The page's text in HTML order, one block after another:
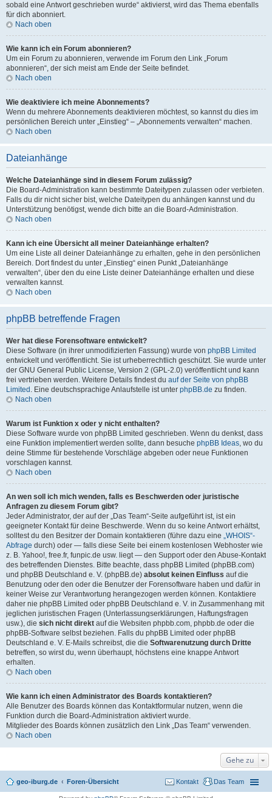
sobald eine Antwort geschrieben wurde“ aktivierst, wird das Thema ebenfalls
für dich abonniert.
Nach oben
Wie kann ich ein Forum abonnieren?
Um ein Forum zu abonnieren, verwende im Forum den Link „Forum
abonnieren“, der sich meist am Ende der Seite befindet.
Nach oben
Wie deaktiviere ich meine Abonnements?
Wenn du mehrere Abonnements deaktivieren möchtest, so kannst du dies im
persönlichen Bereich unter „Einstieg“ – „Abonnements verwalten“ machen.
Nach oben
Dateianhänge
Welche Dateianhänge sind in diesem Forum zulässig?
Die Board-Administration kann bestimmte Dateitypen zulassen oder verbieten.
Falls du dir nicht sicher bist, welche Dateitypen du anhängen kannst und du
Unterstützung benötigst, wende dich bitte an die Board-Administration.
Nach oben
Kann ich eine Übersicht all meiner Dateianhänge erhalten?
Um eine Liste all deiner Dateianhänge zu erhalten, gehe in den persönlichen
Bereich. Dort findest du unter „Einstieg“ einen Punkt „Dateianhänge
verwalten“, über den du eine Liste deiner Dateianhänge erhalten und diese
verwalten kannst.
Nach oben
phpBB betreffende Fragen
Wer hat diese Forensoftware entwickelt?
Diese Software (in ihrer unmodifizierten Fassung) wurde von phpBB Limited
entwickelt und veröffentlicht. Sie ist urheberrechtlich geschützt. Sie wurde unter
der GNU General Public License, Version 2 (GPL-2.0) veröffentlicht und kann
frei vertrieben werden. Weitere Details findest du auf der Seite von phpBB
Limited . Eine deutschsprachige Anlaufstelle ist unter phpBB.de zu finden.
Nach oben
Warum ist Funktion x oder y nicht enthalten?
Diese Software wurde von phpBB Limited geschrieben. Wenn du denkst, dass
eine Funktion implementiert werden sollte, dann besuche phpBB Ideas, wo du
deine Stimme für bestehende Vorschläge abgeben oder neue Funktionen
vorschlagen kannst.
Nach oben
An wen soll ich mich wenden, falls es Beschwerden oder juristische
Anfragen zu diesem Forum gibt?
Jeder Administrator, der auf der „Das Team“-Seite aufgeführt ist, ist ein
geeigneter Kontakt für deine Beschwerde. Wenn du so keine Antwort erhältst,
solltest du den Besitzer der Domain kontaktieren (führe dazu eine „WHOIS“-
Abfrage durch) oder — falls diese Seite bei einem kostenlosen Webhoster wie
z. B. Yahoo!, free.fr, funpic.de usw. liegt — den Support oder den Abuse-Kontakt
des betreffenden Dienstes. Bitte beachte, dass phpBB Limited (phpBB.com)
und phpBB Deutschland e. V. (phpBB.de) absolut keinen Einfluss auf die
Benutzung oder den oder die Benutzer der Forensoftware haben und dafür in
keiner Weise zur Verantwortung herangezogen werden können. Kontaktiere
daher nie phpBB Limited oder phpBB Deutschland e. V. in Zusammenhang mit
jeglichen juristischen Fragen (Unterlassungserklärungen, Haftungsfragen
usw.), die sich nicht direkt auf die Websiten phpbb.com, phpbb.de oder die
phpBB-Software selbst beziehen. Falls du phpBB Limited oder phpBB
Deutschland e. V. E-Mails schreibst, die die Softwarenutzung durch Dritte
betreffen, so wirst du, wenn überhaupt, höchstens eine knappe Antwort
erhalten.
Nach oben
Wie kann ich einen Administrator des Boards kontaktieren?
Alle Benutzer des Boards können das Kontaktformular nutzen, wenn die
Funktion durch die Board-Administration aktiviert wurde.
Mitglieder des Boards können zusätzlich den Link „Das Team“ verwenden.
Nach oben
Gehe zu
geo-iburg.de Foren-Übersicht Das Team
Kontakt